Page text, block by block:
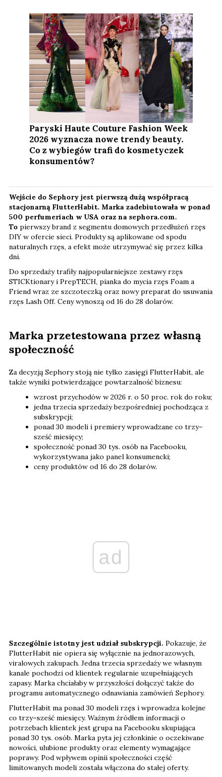
Paryski Haute Couture Fashion Week
2026 wyznacza nowe trendy beauty.
Co z wybiegów trafi do kosmetyczek
konsumentów?
Wejście do Sephory jest pierwszą dużą współpracą
stacjonarną FlutterHabit. Marka zadebiutowała w ponad
500 perfumeriach w USA oraz na sephora.com.
To pierwszy brand z segmentu domowych przedłużeń rzęs
DIY w ofercie sieci. Produkty są aplikowane od spodu
naturalnych rzęs, a efekt może utrzymywać się przez kilka
dni.
Do sprzedaży trafiły najpopularniejsze zestawy rzęs
STICKtionary i PrepTECH, pianka do mycia rzęs Foam a
Friend wraz ze szczoteczką oraz nowy preparat do usuwania
rzęs Lash Off. Ceny wynoszą od 16 do 28 dolarów.
Marka przetestowana przez własną
społeczność
Za decyzją Sephory stoją nie tylko zasięgi FlutterHabit, ale
także wyniki potwierdzające powtarzalność biznesu:
wzrost przychodów w 2026 r. o 50 proc. rok do roku;
jedna trzecia sprzedaży bezpośredniej pochodząca z
subskrypcji;
ponad 30 modeli i premiery wprowadzane co trzy–
sześć miesięcy;
społeczność ponad 30 tys. osób na Facebooku,
wykorzystywana jako panel konsumencki;
ceny produktów od 16 do 28 dolarów.
ad
Szczególnie istotny jest udział subskrypcji. Pokazuje, że
FlutterHabit nie opiera się wyłącznie na jednorazowych,
viralowych zakupach. Jedna trzecia sprzedaży we własnym
kanale pochodzi od klientek regularnie uzupełniających
zapasy. Marka chciałaby w przyszłości dołączyć także do
programu automatycznego odnawiania zamówień Sephory.
FlutterHabit ma ponad 30 modeli rzęs i wprowadza kolejne
co trzy–sześć miesięcy. Ważnym źródłem informacji o
potrzebach klientek jest grupa na Facebooku skupiająca
ponad 30 tys. osób. Marka pyta jej członkinie o oczekiwane
nowości, ulubione produkty oraz elementy wymagające
poprawy. Pod wpływem opinii społeczności część
limitowanych modeli została włączona do stałej oferty.